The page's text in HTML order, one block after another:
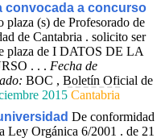
convocada a concurso
(s) de Profesorado de
de Cantabria . solicito ser
plaza de I DATOS DE LA
. . . Fecha de
BOC , Boletín Oficial de
2015 Cantabria
De conformidad
Ley Orgánica 6/2001 . de 21